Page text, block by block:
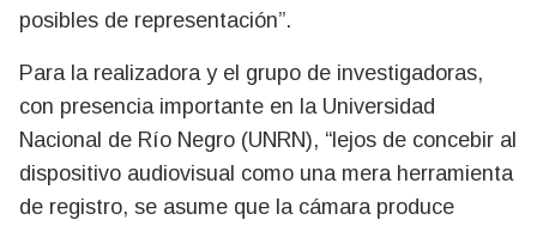
posibles de representación”.
Para la realizadora y el grupo de investigadoras,
con presencia importante en la Universidad
Nacional de Río Negro (UNRN), “lejos de concebir al
dispositivo audiovisual como una mera herramienta
de registro, se asume que la cámara produce